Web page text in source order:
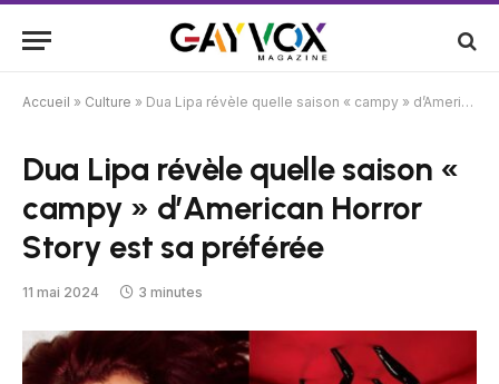
Accueil » Culture » Dua Lipa révèle quelle saison « campy » d’American Horror Story est sa préférée
Dua Lipa révèle quelle saison «
campy » d’American Horror
Story est sa préférée
11 mai 2024 3 minutes